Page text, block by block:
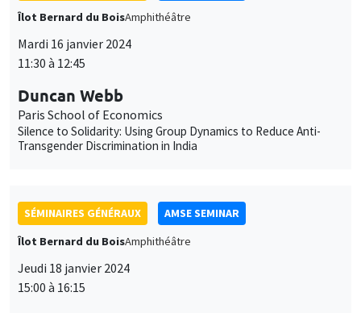
Îlot Bernard du BoisAmphithéâtre
Mardi 16 janvier 2024
11:30 à 12:45
Duncan Webb
Paris School of Economics
Silence to Solidarity: Using Group Dynamics to Reduce Anti-
Transgender Discrimination in India
SÉMINAIRES GÉNÉRAUX
AMSE SEMINAR
Îlot Bernard du BoisAmphithéâtre
Jeudi 18 janvier 2024
15:00 à 16:15